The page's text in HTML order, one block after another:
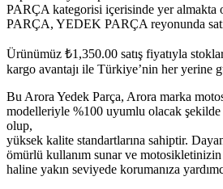
PARÇA kategorisi içerisinde yer
PARÇA, YEDEK PARÇA reyonunda
Ürünümüz ₺1,350.00 satış fiyatıyla
kargo avantajı ile Türkiye’nin her yerine
Bu Arora Yedek Parça, Arora marka
modelleriyle %100 uyumlu olacak
olup,
yüksek kalite standartlarına sahiptir.
ömürlü kullanım sunar ve
haline yakın seviyede korumanıza